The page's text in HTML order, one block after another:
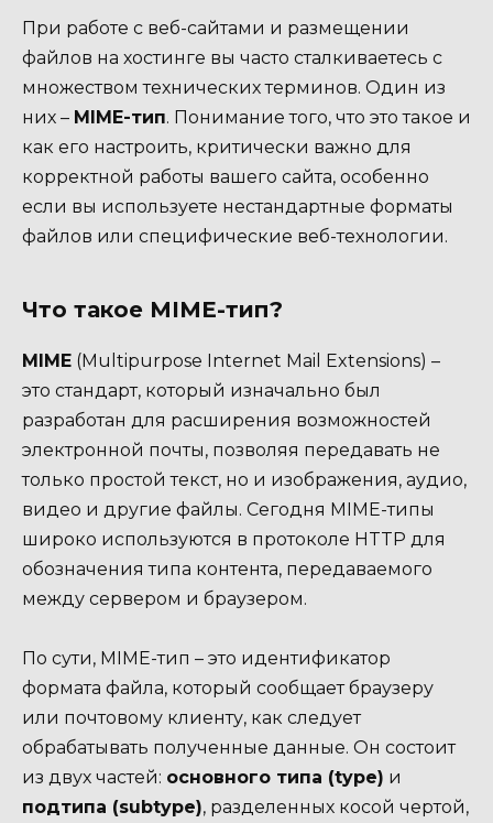
При работе с веб-сайтами и размещении
файлов на хостинге вы часто сталкиваетесь с
множеством технических терминов. Один из
них – MIME-тип. Понимание того, что это такое и
как его настроить, критически важно для
корректной работы вашего сайта, особенно
если вы используете нестандартные форматы
файлов или специфические веб-технологии.
Что такое MIME-тип?
MIME (Multipurpose Internet Mail Extensions) –
это стандарт, который изначально был
разработан для расширения возможностей
электронной почты, позволяя передавать не
только простой текст, но и изображения, аудио,
видео и другие файлы. Сегодня MIME-типы
широко используются в протоколе HTTP для
обозначения типа контента, передаваемого
между сервером и браузером.
По сути, MIME-тип – это идентификатор
формата файла, который сообщает браузеру
или почтовому клиенту, как следует
обрабатывать полученные данные. Он состоит
из двух частей: основного типа (type) и
подтипа (subtype), разделенных косой чертой,